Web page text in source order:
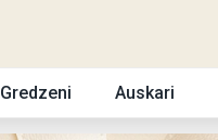
Gredzeni Auskari